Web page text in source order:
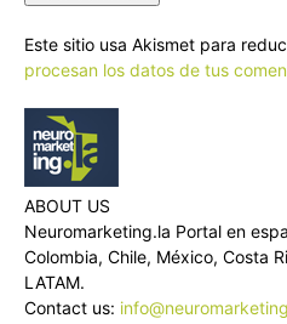
Este sitio usa Akismet para
procesan los datos de tus
ABOUT US
Neuromarketing.la Portal en
Colombia, Chile, México, Costa
LATAM.
Contact us: